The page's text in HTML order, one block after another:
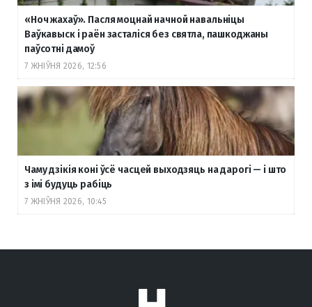
«Ноч жахаў». Пасля моцнай начной навальніцы
Ваўкавыск і раён засталіся без святла, пашкоджаны
паўсотні дамоў
7 ЖНІЎНЯ 2026, 12:56
Чаму дзікія коні ўсё часцей выходзяць на дарогі — і што
з імі будуць рабіць
7 ЖНІЎНЯ 2026, 10:45